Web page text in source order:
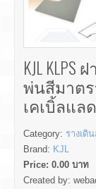
KJL
พ่นสีมาตร
เคเบิ้ลแล
Category: รางเดิ
Brand: KJL
Price: 0.00 บาท
Created by: